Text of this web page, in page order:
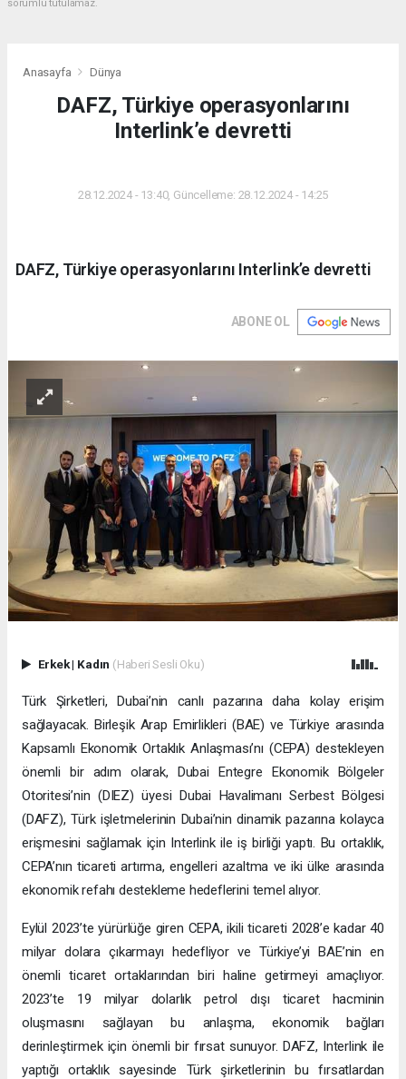
sorumlu tutulamaz.
Anasayfa Dünya
DAFZ, Türkiye operasyonlarını
Interlink’e devretti
28.12.2024 - 13:40, Güncelleme: 28.12.2024 - 14:25
DAFZ, Türkiye operasyonlarını Interlink’e devretti
ABONE OL
Erkek| Kadın (Haberi Sesli Oku)
Türk Şirketleri, Dubai’nin canlı pazarına daha kolay erişim
sağlayacak. Birleşik Arap Emirlikleri (BAE) ve Türkiye arasında
Kapsamlı Ekonomik Ortaklık Anlaşması’nı (CEPA) destekleyen
önemli bir adım olarak, Dubai Entegre Ekonomik Bölgeler
Otoritesi’nin (DIEZ) üyesi Dubai Havalimanı Serbest Bölgesi
(DAFZ), Türk işletmelerinin Dubai’nin dinamik pazarına kolayca
erişmesini sağlamak için Interlink ile iş birliği yaptı. Bu ortaklık,
CEPA’nın ticareti artırma, engelleri azaltma ve iki ülke arasında
ekonomik refahı destekleme hedeflerini temel alıyor.
Eylül 2023’te yürürlüğe giren CEPA, ikili ticareti 2028’e kadar 40
milyar dolara çıkarmayı hedefliyor ve Türkiye’yi BAE’nin en
önemli ticaret ortaklarından biri haline getirmeyi amaçlıyor.
2023’te 19 milyar dolarlık petrol dışı ticaret hacminin
oluşmasını sağlayan bu anlaşma, ekonomik bağları
derinleştirmek için önemli bir fırsat sunuyor. DAFZ, Interlink ile
yaptığı ortaklık sayesinde Türk şirketlerinin bu fırsatlardan